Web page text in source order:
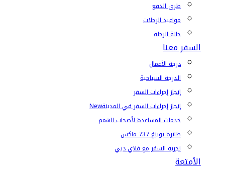
طرق الدفع
مواعيد الرحلات
حالة الرحلة
السفر معنا
درجة الأعمال
الدرجة السياحية
إنجاز إجراءات السفر
إنجاز إجراءات السفر في المدينةNew
خدمات المساعدة لأصحاب الهمم
طائرة بوينغ 737 ماكس
تجربة السفر مع فلاي دبي
الأمتعة